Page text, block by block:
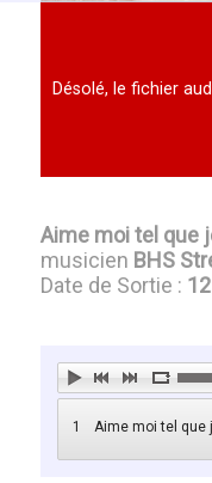
Désolé, le fichier
Aime moi tel que
musicien BHS
Date de Sortie :
1 Aime moi tel que